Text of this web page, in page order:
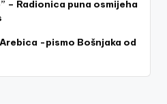
– Radionica puna osmijeha
-pismo Bošnjaka od